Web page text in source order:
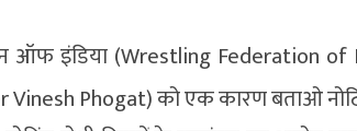
इंडिया (Wrestling Federation of
Phogat) को एक कारण बताओ